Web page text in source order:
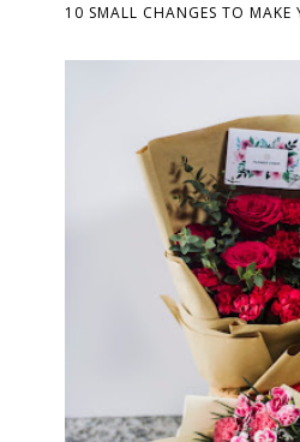
10 SMALL CHANGES TO MAKE